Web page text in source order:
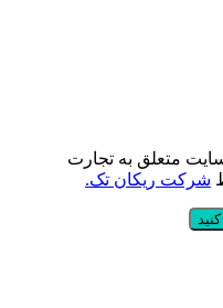
متعلق به تجارت
شرکت ریکان تک.